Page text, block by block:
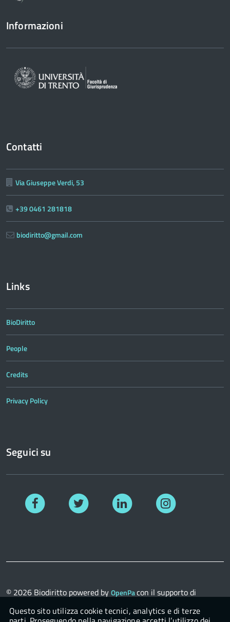
Informazioni
Contatti
Via Giuseppe Verdi, 53
+39 0461 281818
biodiritto@gmail.com
Links
BioDiritto
People
Credits
Privacy Policy
Seguici su
Facebook Linkedin
© 2026 Biodiritto powered byOpenPacon il supporto di
Questo sito utilizza cookie tecnici, analytics e di terze